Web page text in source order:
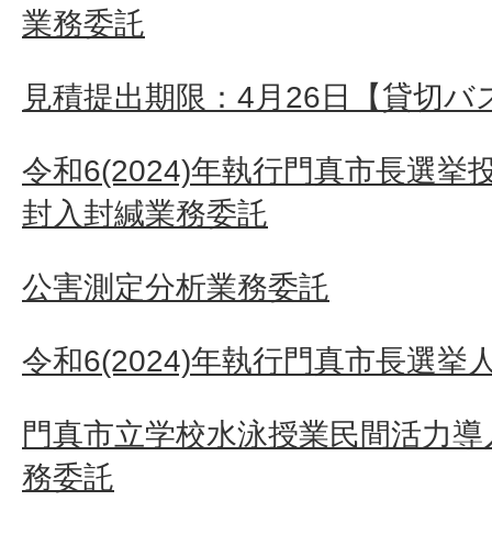
業務委託
見積提出期限：4月26日【貸切バ
令和6(2024)年執行門真市長選挙
封入封緘業務委託
公害測定分析業務委託
令和6(2024)年執行門真市長選挙
門真市立学校水泳授業民間活力
務委託